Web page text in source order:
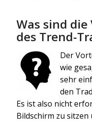
Was sind
des Trend-
Der
wie
sehr
den
Es ist also nicht
Bildschirm zu